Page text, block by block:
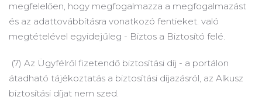
megfelelően, hogy megfogalmazza a megfogalmazást
és az adattovábbításra vonatkozó fentieket. való
megtételével egyidejűleg - Biztos a Biztosító felé.
(7) Az Ügyfélről fizetendő biztosítási díj - a portálon
átadható tájékoztatás a biztosítási díjazásról, az Alkusz
biztosítási díjat nem szed.